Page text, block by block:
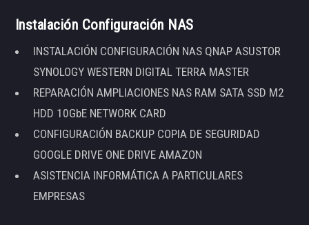
Instalación Configuración NAS
INSTALACIÓN CONFIGURACIÓN NAS QNAP ASUSTOR
SYNOLOGY WESTERN DIGITAL TERRA MASTER
REPARACIÓN AMPLIACIONES NAS RAM SATA SSD M2
HDD 10GbE NETWORK CARD
CONFIGURACIÓN BACKUP COPIA DE SEGURIDAD
GOOGLE DRIVE ONE DRIVE AMAZON
ASISTENCIA INFORMÁTICA A PARTICULARES
EMPRESAS